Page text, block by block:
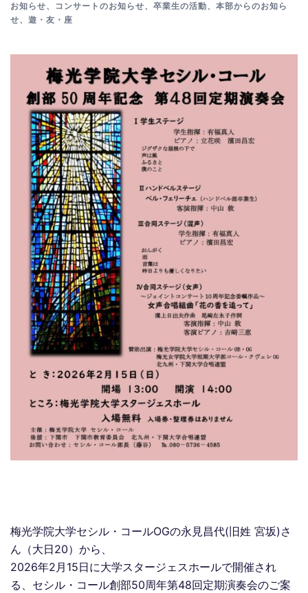
お知らせ、 コンサートのお知らせ、 卒業生の活動、 本部からのお知ら
せ、 遊・友・座
梅光学院大学セシル・コールOGの永見昌代(旧姓 宮坂)さ
ん（大日20）から、
2026年2月15日に大学スタージェスホールで開催され
る、セシル・コール創部50周年第48回定期演奏会のご案